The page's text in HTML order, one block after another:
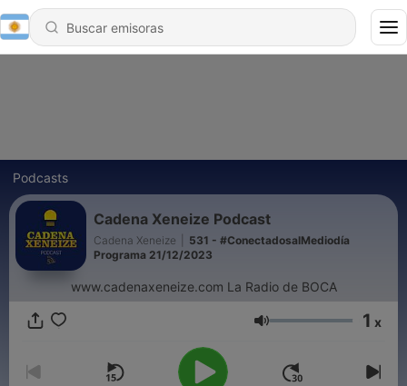
Podcasts
Cadena Xeneize Podcast
Cadena Xeneize
531 - #ConectadosalMediodía
Programa 21/12/2023
www.cadenaxeneize.com La Radio de BOCA
Volumen 1 x